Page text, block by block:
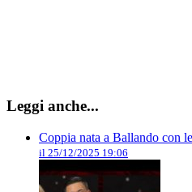
Leggi anche...
Coppia nata a Ballando con
il 25/12/2025 19:06